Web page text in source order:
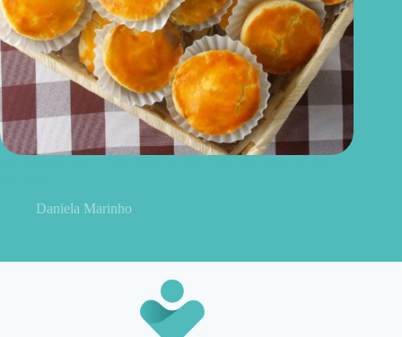
Daniela Marinho